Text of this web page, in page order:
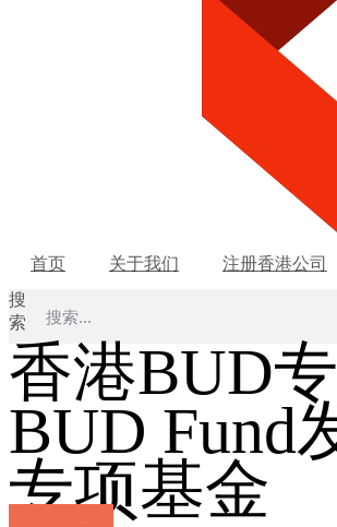
首页 关于我们 注册香港公司
搜
索
香港BUD
BUD Fund
专项基金